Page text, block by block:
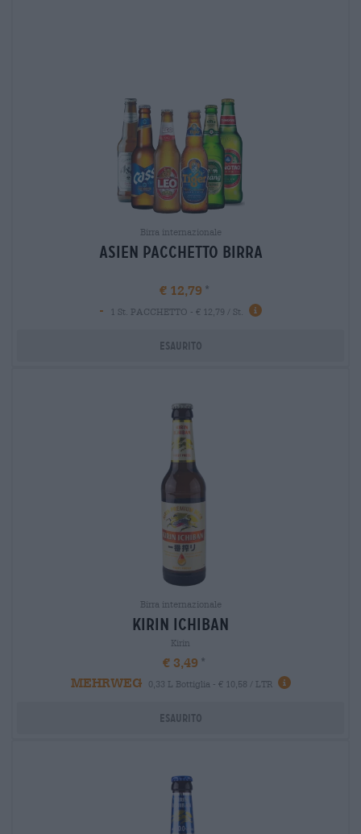
Birra internazionale
asien Pacchetto birra
€ 12,79
-
1 St. PACCHETTO - € 12,79 / St.
Esaurito
Birra internazionale
kirin ichiban
Kirin
€ 3,49
MEHRWEG
0,33 L Bottiglia - € 10,58 / LTR
Esaurito